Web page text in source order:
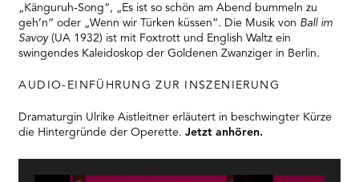
„Känguruh-Song“, „Es ist so schön am Abend bummeln zu
geh’n“ oder „Wenn wir Türken küssen“. Die Musik von Ball im
Savoy(UA 1932) ist mit Foxtrott und English Waltz ein
swingendes Kaleidoskop der Goldenen Zwanziger in Berlin.
AUDIO-EINFÜHRUNG ZUR INSZENIERUNG
Dramaturgin Ulrike Aistleitner erläutert in beschwingter Kürze
die Hintergründe der Operette.Jetzt anhören.